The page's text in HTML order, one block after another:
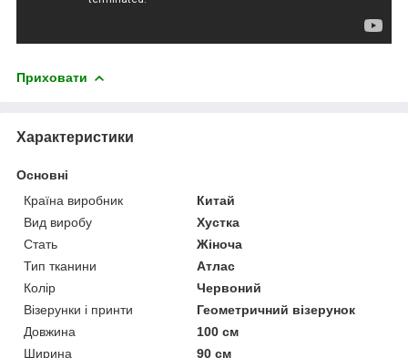
Приховати
Характеристики
Основні
Країна виробник
Китай
Вид виробу
Хустка
Стать
Жіноча
Тип тканини
Атлас
Колір
Червоний
Візерунки і принти
Геометричний візерунок
Довжина
100 см
Ширина
90 см